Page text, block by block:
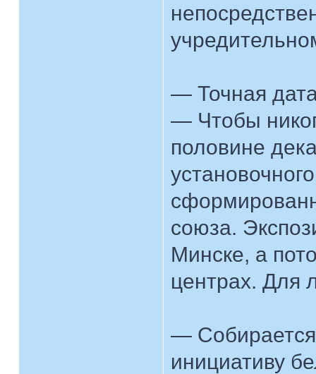
— Точная
— Чтобы
половине
союза.
Минске, а
центрах. Для
— Собирается
инициативу